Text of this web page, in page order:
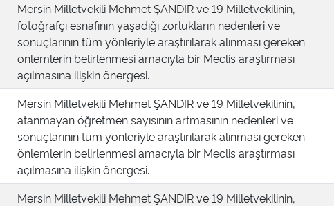
Mersin Milletvekili Mehmet ŞANDIR ve 19 Milletvekilinin,
fotoğrafçı esnafının yaşadığı zorlukların nedenleri ve
sonuçlarının tüm yönleriyle araştırılarak alınması gereken
önlemlerin belirlenmesi amacıyla bir Meclis araştırması
açılmasına ilişkin önergesi.
Mersin Milletvekili Mehmet ŞANDIR ve 19 Milletvekilinin,
atanmayan öğretmen sayısının artmasının nedenleri ve
sonuçlarının tüm yönleriyle araştırılarak alınması gereken
önlemlerin belirlenmesi amacıyla bir Meclis araştırması
açılmasına ilişkin önergesi.
Mersin Milletvekili Mehmet ŞANDIR ve 19 Milletvekilinin,